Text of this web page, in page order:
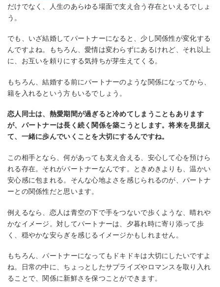
だけでなく、人生のあらゆる場面で支え合う存在といえるでしょ
う。
でも、いざ結婚してパートナーになると、少し関係性が変化する
んですよね。もちろん、愛情は変わらずにあるけれど、それ以上
に、お互いを頼りにする気持ちが芽生えてくる。
もちろん、結婚する前にパートナーのような関係になってから、
籍を入れるという方もいるでしょう。
恋人同士は、熱愛期間が過ぎると冷めてしまうこともあります
が、パートナーは長く続く関係を築こうとします。将来を見据え
て、一緒に歩んでいくことを大切にするんですね。
この相手となら、何があっても支え合える、安心して心を預けら
れる存在。それがパートナーなんです。ときめきよりも、温かい
安心感に包まれる。そんな心地よさを感じられるのが、パートナ
ーとの関係性だと思います。
例えるなら、恋人は青空の下で手をつないで歩くような、晴れや
かなイメージ。対してパートナーは、夕暮れ時に寄り添って歩
く、穏やかな安らぎを感じるイメージかもしれません。
もちろん、パートナーになってもドキドキは大切にしたいですよ
ね。日常の中に、ちょっとしたサプライズやロマンスを取り入れ
ることで、関係に新鮮さを保つことができます。